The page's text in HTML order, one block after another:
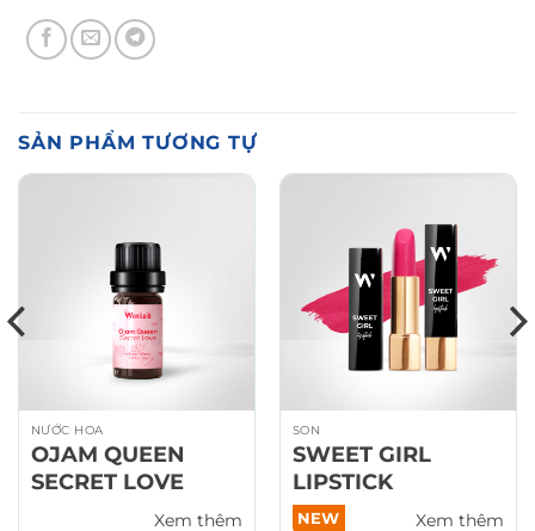
SẢN PHẨM TƯƠNG TỰ
NƯỚC HOA
OJAM QUEEN
SECRET LOVE
Xem thêm NEW
SON
SWEET GIRL
LIPSTICK
Xem thêm